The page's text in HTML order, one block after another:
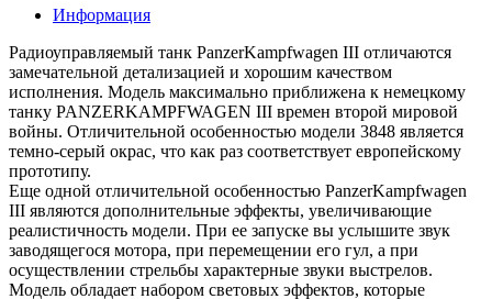
Информация
Радиоуправляемый танк PanzerKampfwagen III отличаются
замечательной детализацией и хорошим качеством
исполнения. Модель максимально приближена к немецкому
танку PANZERKAMPFWAGEN III времен второй мировой
войны. Отличительной особенностью модели 3848 является
темно-серый окрас, что как раз соответствует европейскому
прототипу.
Еще одной отличительной особенностью PanzerKampfwagen
III являются дополнительные эффекты, увеличивающие
реалистичность модели. При ее запуске вы услышите звук
заводящегося мотора, при перемещении его гул, а при
осуществлении стрельбы характерные звуки выстрелов.
Модель обладает набором световых эффектов, которые